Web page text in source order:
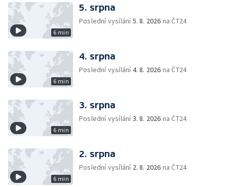
6 min
5. srpna
Poslední vysílání5. 8. 2026 na ČT24
6 min
4. srpna
Poslední vysílání4. 8. 2026 na ČT24
6 min
3. srpna
Poslední vysílání3. 8. 2026 na ČT24
6 min
2. srpna
Poslední vysílání 2. 8. 2026 na ČT24